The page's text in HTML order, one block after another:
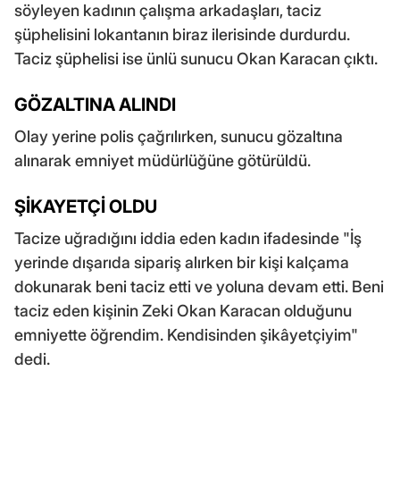
söyleyen kadının çalışma arkadaşları, taciz
şüphelisini lokantanın biraz ilerisinde durdurdu.
Taciz şüphelisi ise ünlü sunucu Okan Karacan çıktı.
GÖZALTINA ALINDI
Olay yerine polis çağrılırken, sunucu gözaltına
alınarak emniyet müdürlüğüne götürüldü.
ŞİKAYETÇİ OLDU
Tacize uğradığını iddia eden kadın ifadesinde "İş
yerinde dışarıda sipariş alırken bir kişi kalçama
dokunarak beni taciz etti ve yoluna devam etti. Beni
taciz eden kişinin Zeki Okan Karacan olduğunu
emniyette öğrendim. Kendisinden şikâyetçiyim"
dedi.